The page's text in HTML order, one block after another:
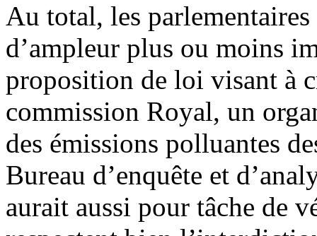
Au total, les
d’ampleur plus ou moins
proposition de loi visant à
commission Royal, un
des émissions polluantes
Bureau d’enquête et
aurait aussi pour tâche de